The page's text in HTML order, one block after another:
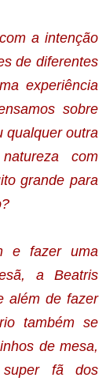
a intenção
de diferentes
experiência
sobre
qualquer outra
com
grande para
e fazer uma
a Beatris
além de fazer
também se
de mesa,
fã dos